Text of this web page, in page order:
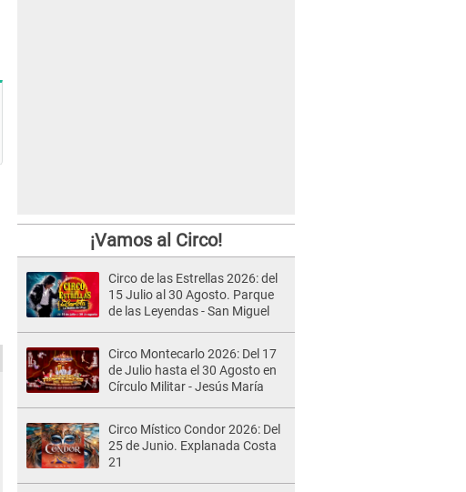
¡Vamos al Circo!
Circo de las Estrellas 2026: del
15 Julio al 30 Agosto. Parque
de las Leyendas - San Miguel
Circo Montecarlo 2026: Del 17
de Julio hasta el 30 Agosto en
Círculo Militar - Jesús María
Circo Místico Condor 2026: Del
25 de Junio. Explanada Costa
21